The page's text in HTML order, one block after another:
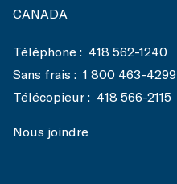
CANADA
Téléphone : 418 562-1240
Sans frais : 1 800 463-4299
Télécopieur : 418 566-2115
Nous joindre